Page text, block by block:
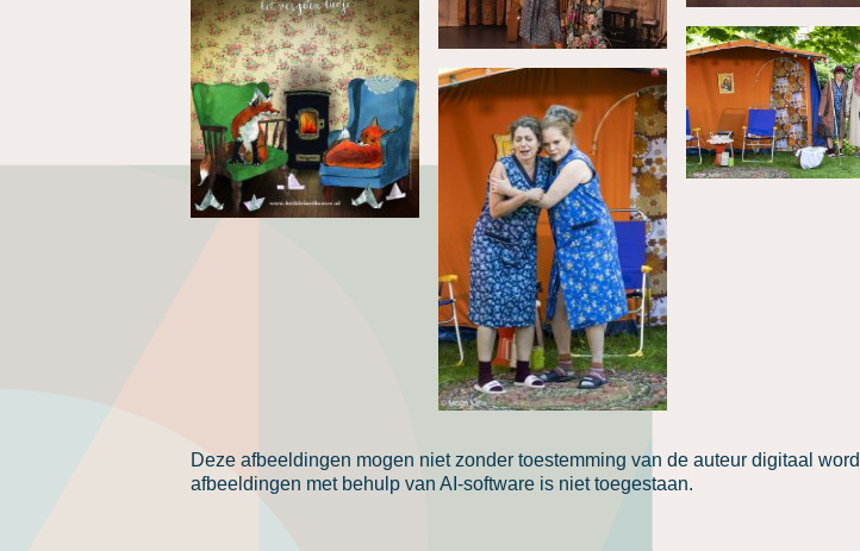
Deze afbeeldingen mogen niet zonder toestemming van de auteur digitaal
afbeeldingen met behulp van AI-software is niet toegestaan.